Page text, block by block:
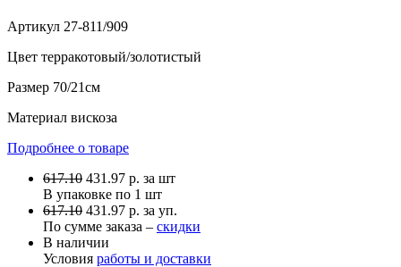
Артикул 27-811/909
Цвет терракотовый/золотистый
Размер 70/21см
Материал вискоза
Подробнее о товаре
617.10 431.97 р. за шт
В упаковке по 1 шт
617.10 431.97 р. за уп.
По сумме заказа – скидки
В наличии
Условия работы и доставки